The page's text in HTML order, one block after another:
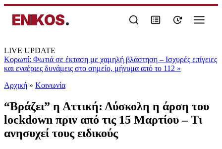
ENIKOS.
LIVE UPDATE
Κορωπί: Φωτιά σε έκταση με χαμηλή βλάστηση – Ισχυρές επίγειες
και εναέριες δυνάμεις στο σημείο, μήνυμα από το 112 »
Αρχική » Κοινωνία
“Βράζει” η Αττική: Δύσκολη η άρση του
lockdown πριν από τις 15 Μαρτίου – Τι
ανησυχεί τους ειδικούς